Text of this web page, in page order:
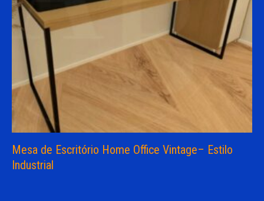
Mesa de Escritório Home Office Vintage– Estilo
Industrial